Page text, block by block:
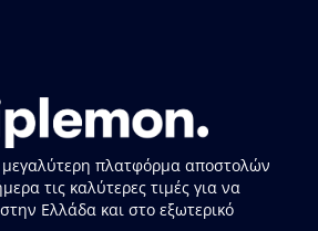
πλατφόρμα αποστολών
τις καλύτερες τιμές για να
Ελλάδα και στο εξωτερικό